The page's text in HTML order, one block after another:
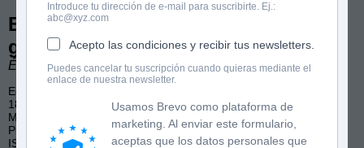
Introduce tu dirección de e-mail para suscribirte. Ej.:
abc@xyz.com
Acepto las condiciones y recibir tus newsletters.
Puedes cancelar tu suscripción cuando quieras mediante el
enlace de nuestra newsletter.
Usamos Brevo como plataforma de
marketing. Al enviar este formulario,
aceptas que los datos personales que
Benita y Malva y el crimen del crítico
gastronómico
Érica Esmorís. Ilustraciones de Ignacio Hernández.
Edad: 8+
182 páginas, b/n
Misterio, cocina, humor
Publicado por: Edelvives (castellano y gallego)
ISBN: 9788414060063